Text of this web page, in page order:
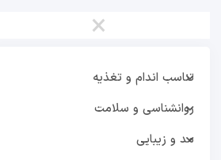
×
تناسب اندام و تغذیه
روانشناسی و سلامت
مد و زیبایی